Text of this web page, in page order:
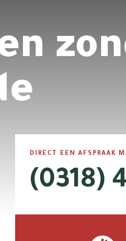
DIRECT EEN AFSPRAAK
(0318)